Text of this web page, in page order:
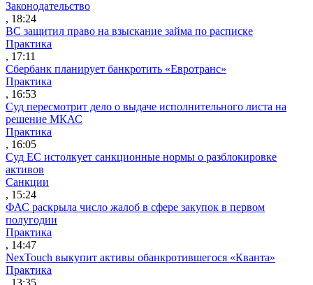
Законодательство
, 18:24
ВС защитил право на взыскание займа по расписке
Практика
, 17:11
Сбербанк планирует банкротить «Евротранс»
Практика
, 16:53
Суд пересмотрит дело о выдаче исполнительного листа на
решение МКАС
Практика
, 16:05
Суд ЕС истолкует санкционные нормы о разблокировке
активов
Санкции
, 15:24
ФАС раскрыла число жалоб в сфере закупок в первом
полугодии
Практика
, 14:47
NexTouch выкупит активы обанкротившегося «Кванта»
Практика
, 13:35